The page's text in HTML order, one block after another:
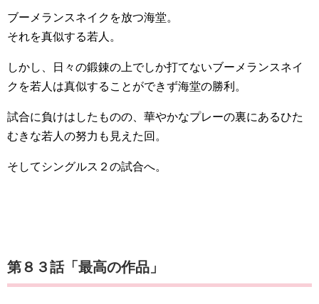
ブーメランスネイクを放つ海堂。
それを真似する若人。
しかし、日々の鍛錬の上でしか打てないブーメランスネイ
クを若人は真似することができず海堂の勝利。
試合に負けはしたものの、華やかなプレーの裏にあるひた
むきな若人の努力も見えた回。
そしてシングルス２の試合へ。
第８３話「最高の作品」